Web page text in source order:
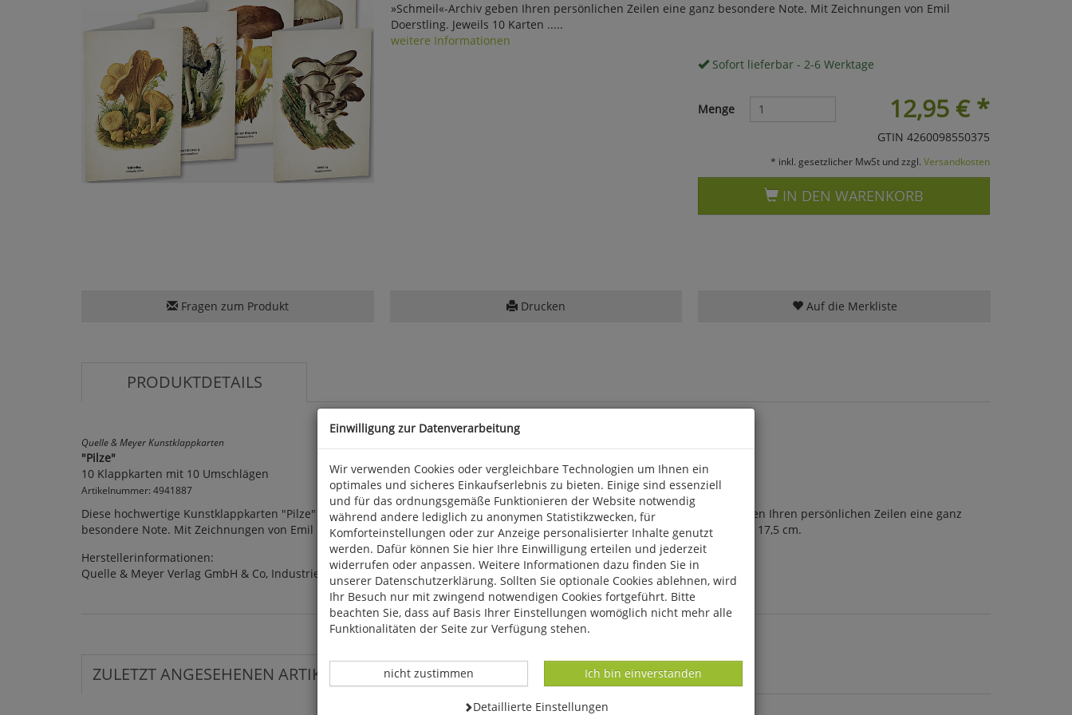
»Schmeil«-Archiv geben Ihren persönlichen Zeilen eine ganz besondere Note. Mit Zeichnungen von Emil
Doerstling. Jeweils 10 Karten .....
weitere Informationen
Sofort lieferbar - 2-6 Werktage
12,95 €*
Menge
GTIN 4260098550375
* inkl. gesetzlicher MwSt und zzgl. Versandkosten
IN DEN WARENKORB
Fragen zum Produkt Drucken Auf die Merkliste
PRODUKTDETAILS
Quelle & Meyer Kunstklappkarten
"Pilze"
10 Klappkarten mit 10 Umschlägen
Artikelnummer: 4941887
Diese hochwertige Kunstklappkarten "Pilze" mit Reproduktionen von Zeichnungen aus dem berühmten »Schmeil«-Archiv geben Ihren persönlichen Zeilen eine ganz
besondere Note. Mit Zeichnungen von Emil Doerstling. Jeweils 10 Karten mit 10 Motiven und 10 edlen Couverts. Format 11,5 x 17,5 cm.
Herstellerinformationen:
Quelle & Meyer Verlag GmbH & Co, Industriepark 3, D 56291 Wiebelsheim, kontakt@quelle-meyer.de
ZULETZT ANGESEHENEN ARTIKEL:
Einwilligung zur Datenverarbeitung
Wir verwenden Cookies oder vergleichbare Technologien um Ihnen ein
optimales und sicheres Einkaufserlebnis zu bieten. Einige sind essenziell
und für das ordnungsgemäße Funktionieren der Website notwendig
während andere lediglich zu anonymen Statistikzwecken, für
Komforteinstellungen oder zur Anzeige personalisierter Inhalte genutzt
werden. Dafür können Sie hier Ihre Einwilligung erteilen und jederzeit
widerrufen oder anpassen. Weitere Informationen dazu finden Sie in
unserer Datenschutzerklärung. Sollten Sie optionale Cookies ablehnen, wird
Ihr Besuch nur mit zwingend notwendigen Cookies fortgeführt. Bitte
beachten Sie, dass auf Basis Ihrer Einstellungen womöglich nicht mehr alle
Funktionalitäten der Seite zur Verfügung stehen.
Datenverarbeitung -
Ich bin einverstanden
Datenverarbeitung -
nicht zustimmen
Datenverarbeitung -
Detaillierte Einstellungen